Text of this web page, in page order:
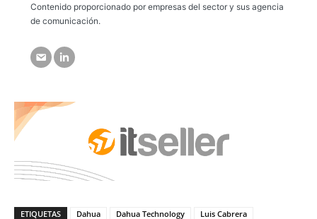
Contenido proporcionado por empresas del sector y sus agencia
de comunicación.
ETIQUETAS Dahua Dahua Technology
Luis Cabrera